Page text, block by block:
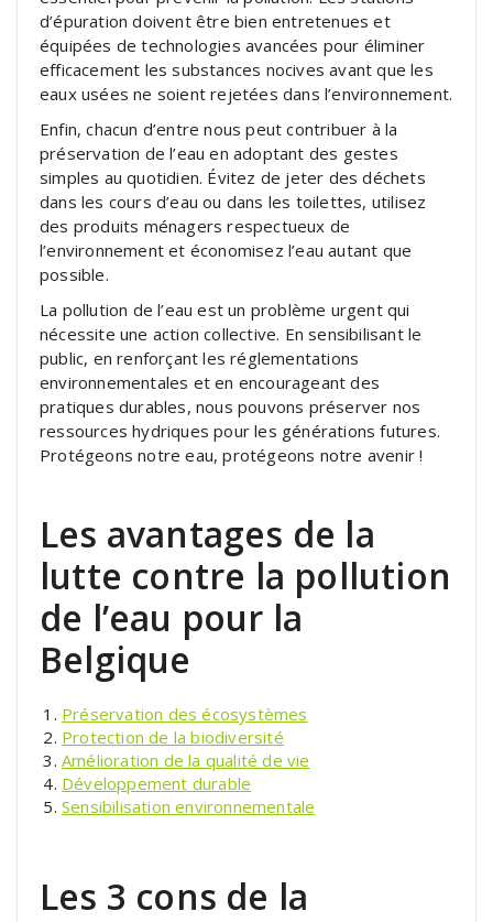
d’épuration doivent être bien entretenues et
équipées de technologies avancées pour éliminer
efficacement les substances nocives avant que les
eaux usées ne soient rejetées dans l’environnement.
Enfin, chacun d’entre nous peut contribuer à la
préservation de l’eau en adoptant des gestes
simples au quotidien. Évitez de jeter des déchets
dans les cours d’eau ou dans les toilettes, utilisez
des produits ménagers respectueux de
l’environnement et économisez l’eau autant que
possible.
La pollution de l’eau est un problème urgent qui
nécessite une action collective. En sensibilisant le
public, en renforçant les réglementations
environnementales et en encourageant des
pratiques durables, nous pouvons préserver nos
ressources hydriques pour les générations futures.
Protégeons notre eau, protégeons notre avenir !
Les avantages de la
lutte contre la pollution
de l’eau pour la
Belgique
Préservation des écosystèmes
Protection de la biodiversité
Amélioration de la qualité de vie
Développement durable
Sensibilisation environnementale
Les 3 cons de la